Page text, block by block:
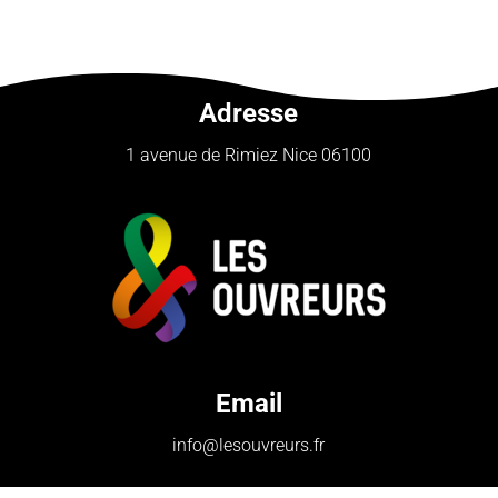
Adresse
1 avenue de Rimiez Nice 06100
Email
info@lesouvreurs.fr